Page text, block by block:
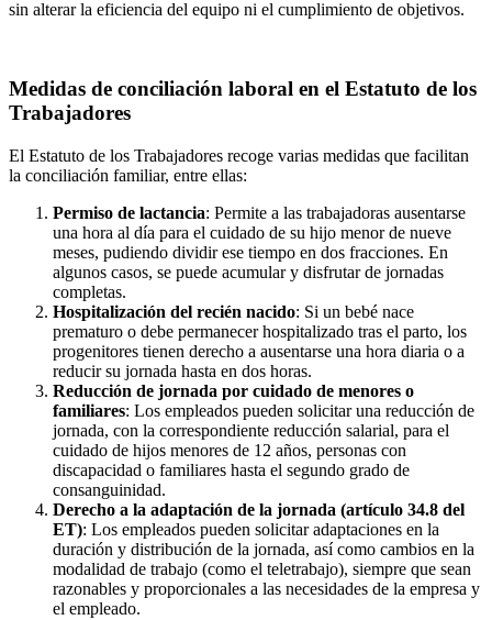
sin alterar la eficiencia del equipo ni el cumplimiento de objetivos.
Medidas de conciliación laboral en el Estatuto de los
Trabajadores
El Estatuto de los Trabajadores recoge varias medidas que facilitan
la conciliación familiar, entre ellas:
Permiso de lactancia: Permite a las trabajadoras ausentarse
una hora al día para el cuidado de su hijo menor de nueve
meses, pudiendo dividir ese tiempo en dos fracciones. En
algunos casos, se puede acumular y disfrutar de jornadas
completas.
Hospitalización del recién nacido: Si un bebé nace
prematuro o debe permanecer hospitalizado tras el parto, los
progenitores tienen derecho a ausentarse una hora diaria o a
reducir su jornada hasta en dos horas.
Reducción de jornada por cuidado de menores o
familiares: Los empleados pueden solicitar una reducción de
jornada, con la correspondiente reducción salarial, para el
cuidado de hijos menores de 12 años, personas con
discapacidad o familiares hasta el segundo grado de
consanguinidad.
Derecho a la adaptación de la jornada (artículo 34.8 del
ET): Los empleados pueden solicitar adaptaciones en la
duración y distribución de la jornada, así como cambios en la
modalidad de trabajo (como el teletrabajo), siempre que sean
razonables y proporcionales a las necesidades de la empresa y
el empleado.